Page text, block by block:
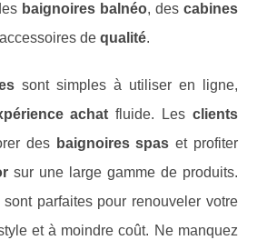
baignoires balnéo, des cabines
de qualité.
sont simples à utiliser en ligne,
achat fluide. Les clients
des baignoires spas et profiter
sur une large gamme de produits.
sont parfaites pour renouveler votre
et à moindre coût. Ne manquez